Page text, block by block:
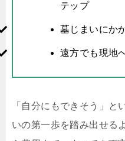
テップ
墓じまいにか
遠方でも現地
「自分にもできそう」と
いの第一歩を踏み出せる